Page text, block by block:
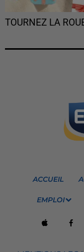
TOURNEZ LA
ACCUEIL
EMPLOI